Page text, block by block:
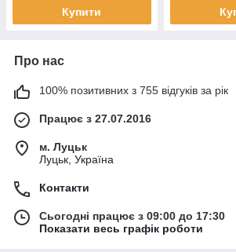
Купити
Про нас
100% позитивних з 755 відгуків за рік
Працює з 27.07.2016
м. Луцьк
Луцьк, Україна
Контакти
Сьогодні працює з 09:00 до 17:30
Показати весь графік роботи